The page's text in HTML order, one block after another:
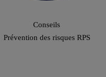
Conseils
Prévention des risques RPS